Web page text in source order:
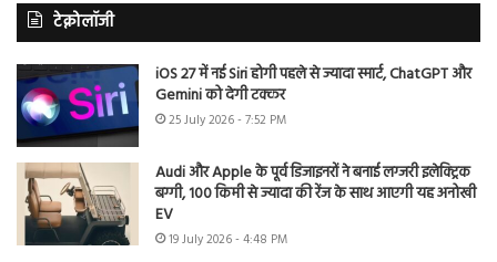
टेक्नोलॉजी
iOS 27 में नई Siri होगी पहले से ज्यादा स्मार्ट, ChatGPT और
Gemini को देगी टक्कर
25 July 2026 - 7:52 PM
Audi और Apple के पूर्व डिजाइनरों ने बनाई लग्जरी इलेक्ट्रिक
बग्गी, 100 किमी से ज्यादा की रेंज के साथ आएगी यह अनोखी
EV
19 July 2026 - 4:48 PM